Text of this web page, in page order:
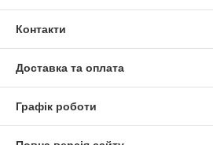
Контакти
Доставка та оплата
Графік роботи